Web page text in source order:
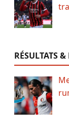
RÉSULTATS